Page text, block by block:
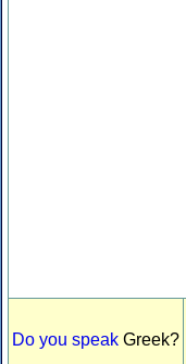
Do you speak Greek?